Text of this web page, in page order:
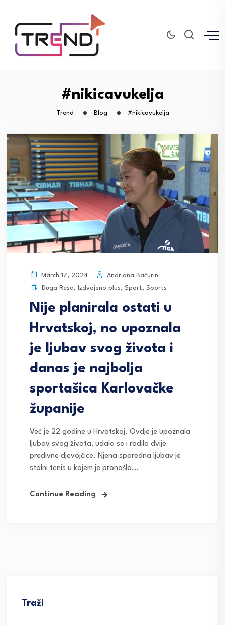
#nikicavukelja
Trend Blog #nikicavukelja
March 17, 2024
Andriana Baćurin
Duga Resa, Izdvojeno plus, Sport, Sports
Nije planirala ostati u
Hrvatskoj, no upoznala
je ljubav svog života i
danas je najbolja
sportašica Karlovačke
županije
Već je 22 godine u Hrvatskoj. Ovdje je upoznala
ljubav svog života, udala se i rodila dvije
predivne djevojčice. Njena sporedna ljubav je
stolni tenis u kojem je pronašla...
Continue Reading
Traži